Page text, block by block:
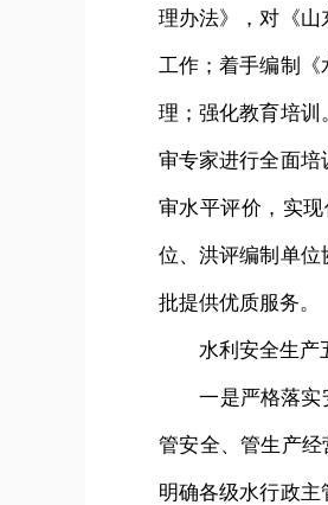
理办法》，对《山
工作；着手编制《
理；强化教育培训
审专家进行全面培
审水平评价，实
位、洪评编制单位
批提供优质服务。
水利安全生产
一是严格落实安
管安全、管生产
明确各级水行政